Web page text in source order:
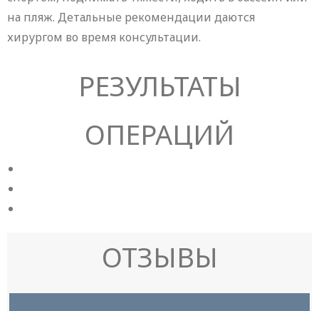
на пляж. Детальные рекомендации даются
хирургом во время консультации.
РЕЗУЛЬТАТЫ
ОПЕРАЦИЙ
ОТЗЫВЫ